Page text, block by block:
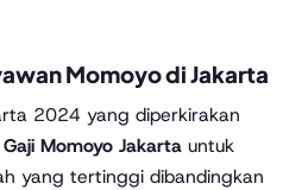
Momoyo di Jakarta
2024 yang diperkirakan
Gaji Momoyo Jakarta untuk
yang tertinggi dibandingkan